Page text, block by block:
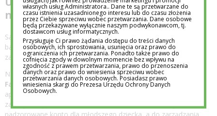
naprawdę działają
Sama aplikacja kontroli rodzicielskiej nie wychowuje. Jest raczej
barierką przy stromych schodach: zmniejsza ryzyko, ale nie
zastępuje oceny sytuacji.
Na telefonach z Androidem można użyć bezpłatnego
Family Link. Narzędzie pozwala między innymi zarządzać
aplikacjami, kontrolować wybrane ustawienia konta i ustalać
zasady korzystania z urządzenia. Rodzic może utworzyć
własnych usług Administratora.. Dane te są przetwarzane do
czasu istnienia uzasadnionego interesu lub do czasu złożenia
przez Ciebie sprzeciwu wobec przetwarzania. Dane osobowe
będą przekazywane wyłącznie naszym podwykonawcom, tj.
dostawcom usług informatycznych.
Przysługuje Ci prawo żądania dostępu do treści danych
osobowych, ich sprostowania, usunięcia oraz prawo do
ograniczenia ich przetwarzania. Ponadto także prawo do
cofnięcia zgody w dowolnym momencie bez wpływu na
zgodność z prawem przetwarzania, prawo do przenoszenia
danych oraz prawo do wniesienia sprzeciwu wobec
przetwarzania danych osobowych. Posiadasz prawo
wniesienia skargi do Prezesa Urzędu Ochrony Danych
Osobowych.